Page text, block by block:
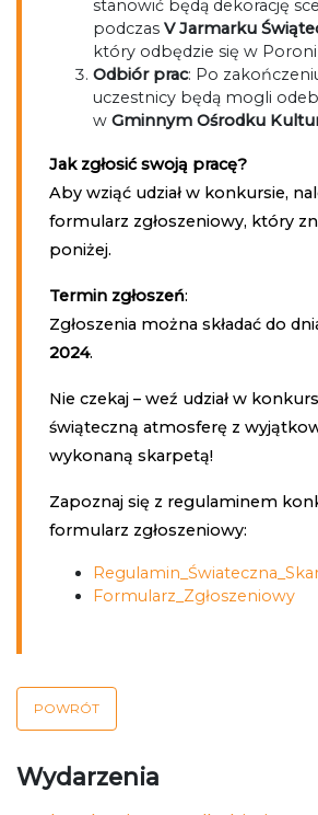
Wydarzenia
stanowić będą dekorację
podczas V Jarmarku
który odbędzie się w
Odbiór prac: Po
uczestnicy będą mogli
w Gminnym Ośrodku
Jak zgłosić swoją pracę?
Aby wziąć udział w konkursie,
formularz zgłoszeniowy, który
poniżej.
Termin zgłoszeń:
Zgłoszenia można składać do
2024.
Nie czekaj – weź udział w
świąteczną atmosferę z
wykonaną skarpetą!
Zapoznaj się z regulaminem
formularz zgłoszeniowy:
Formularz_Zgłoszeniowy
POWRÓT